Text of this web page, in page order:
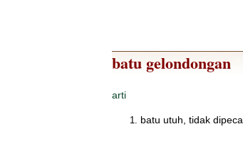
batu gelondongan
arti
batu utuh, tidak